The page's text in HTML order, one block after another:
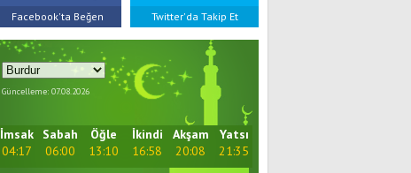
Facebook'ta Beğen Twitter'da Takip Et
Güncelleme: 07.08.2026
İmsak
04:17
Sabah
06:00
Öğle
13:10
İkindi
16:58
Akşam
20:08
Yatsı
21:35